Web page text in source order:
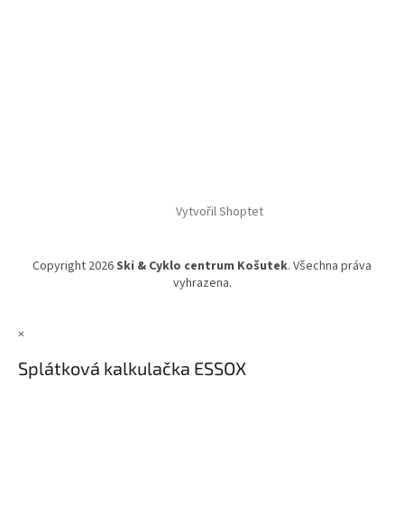
Vytvořil Shoptet
Copyright 2026Ski & Cyklo centrum Košutek. Všechna práva
vyhrazena.
×
Splátková kalkulačka ESSOX